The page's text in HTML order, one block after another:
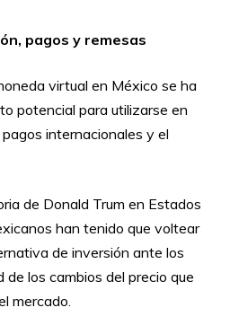
pagos y remesas
virtual en México se ha
potencial para utilizarse en
internacionales y el
de Donald Trum en Estados
han tenido que voltear
de inversión ante los
los cambios del precio que
mercado.